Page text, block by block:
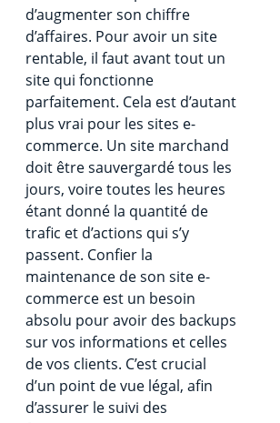
d’augmenter son chiffre
d’affaires. Pour avoir un site
rentable, il faut avant tout un
site qui fonctionne
parfaitement. Cela est d’autant
plus vrai pour les sites e-
commerce. Un site marchand
doit être sauvergardé tous les
jours, voire toutes les heures
étant donné la quantité de
trafic et d’actions qui s’y
passent. Confier la
maintenance de son site e-
commerce est un besoin
absolu pour avoir des backups
sur vos informations et celles
de vos clients. C’est crucial
d’un point de vue légal, afin
d’assurer le suivi des